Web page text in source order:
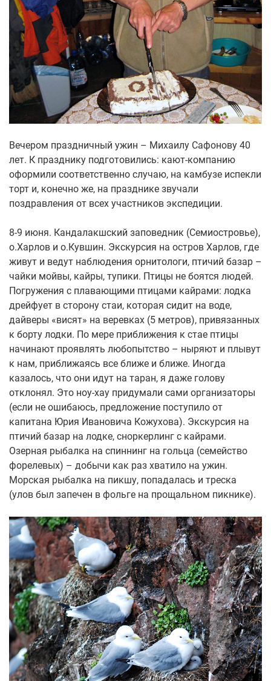
Вечером праздничный ужин – Михаилу Сафонову 40
лет. К празднику подготовились: кают-компанию
оформили соответственно случаю, на камбузе испекли
торт и, конечно же, на празднике звучали
поздравления от всех участников экспедиции.
8-9 июня. Кандалакшский заповедник (Семиостровье),
о.Харлов и о.Кувшин. Экскурсия на остров Харлов, где
живут и ведут наблюдения орнитологи, птичий базар –
чайки мойвы, кайры, тупики. Птицы не боятся людей.
Погружения с плавающими птицами кайрами: лодка
дрейфует в сторону стаи, которая сидит на воде,
дайверы «висят» на веревках (5 метров), привязанных
к борту лодки. По мере приближения к стае птицы
начинают проявлять любопытство – ныряют и плывут
к нам, приближаясь все ближе и ближе. Иногда
казалось, что они идут на таран, я даже голову
отклонял. Это ноу-хау придумали сами организаторы
(если не ошибаюсь, предложение поступило от
капитана Юрия Ивановича Кожухова). Экскурсия на
птичий базар на лодке, сноркерлинг с кайрами.
Озерная рыбалка на спиннинг на гольца (семейство
форелевых) – добычи как раз хватило на ужин.
Морская рыбалка на пикшу, попадалась и треска
(улов был запечен в фольге на прощальном пикнике).